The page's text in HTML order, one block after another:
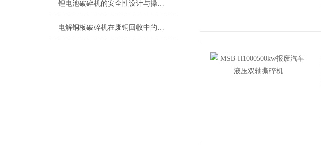
锂电池破碎机的安全性设计与操作规范
电解铜板破碎机在废铜回收中的应用